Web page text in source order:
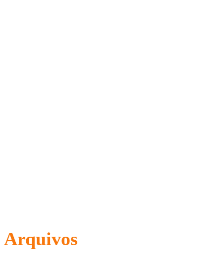
Arquivos